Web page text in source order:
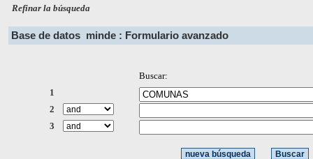
Refinar la búsqueda
Base de datos minde : Formulario avanzado
Buscar:
1
2
3